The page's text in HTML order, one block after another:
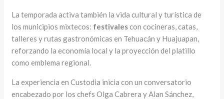
La temporada activa también la vida cultural y turística de
los municipios mixtecos: festivalescon cocineras, catas,
talleres y rutas gastronómicas en Tehuacán y Huajuapan,
reforzando la economía local y la proyección del platillo
como emblema regional.
La experiencia en Custodia inicia con un conversatorio
encabezado por los chefs Olga Cabrera y Alan Sánchez,